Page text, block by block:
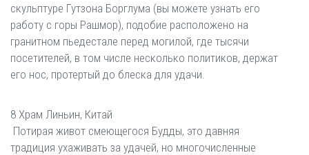
скульптуре Гутзона Борглума (вы можете узнать его
работу с горы Рашмор), подобие расположено на
гранитном пьедестале перед могилой, где тысячи
посетителей, в том числе несколько политиков, держат
его нос, протертый до блеска для удачи.
8 Храм Линьин, Китай
Потирая живот смеющегося Будды, это давняя
традиция ухаживать за удачей, но многочисленные